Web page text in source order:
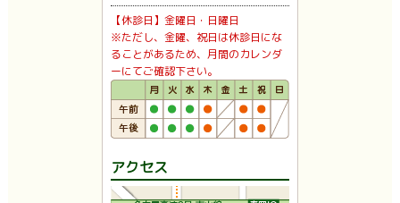
【休診日】金曜日・日曜日
※ただし、金曜、祝日は休診日にな
ることがあるため、月間のカレンダ
ーにてご確認下さい。
アクセス